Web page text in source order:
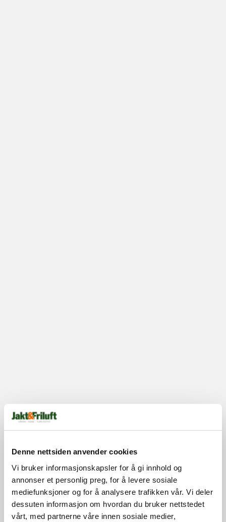
Denne nettsiden anvender cookies
Vi bruker informasjonskapsler for å gi innhold og
annonser et personlig preg, for å levere sosiale
mediefunksjoner og for å analysere trafikken vår. Vi deler
dessuten informasjon om hvordan du bruker nettstedet
vårt, med partnerne våre innen sosiale medier,